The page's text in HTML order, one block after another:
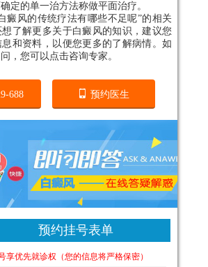
定的单一治方法称做平面治疗。
风的传统疗法有哪些不足呢”的相关
了解更多关于白癜风的知识，建议您
和资料，以便您更多的了解病情。如
，您可以点击咨询专家。
688 预约医生
预约挂号表单
享优先就诊权（您的信息将严格保密）